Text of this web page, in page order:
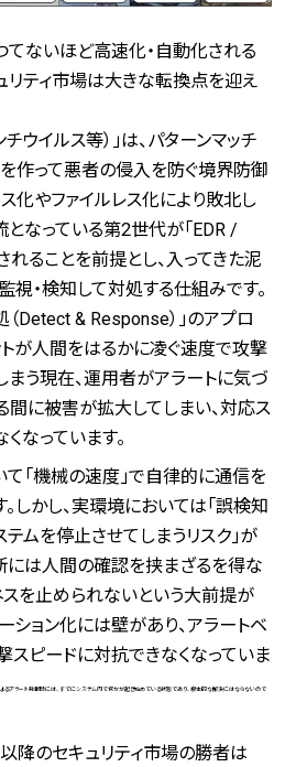
ないほど高速化・自動化される
リティ市場は大きな転換点を迎え
ウイルス等）」は、パターンマッチ
作って悪者の侵入を防ぐ境界防御
化やファイルレス化により敗北し
となっている第2世代が「EDR /
れることを前提とし、入ってきた泥
視・検知して対処する仕組みです。
（Detect & Response）」のアプロ
が人間をはるかに凌ぐ速度で攻撃
う現在、運用者がアラートに気づ
間に被害が拡大してしまい、対応ス
なっています。
「機械の速度」で自律的に通信を
しかし、実環境においては「誤検知
ムを停止させてしまうリスク」が
には人間の確認を挟まざるを得な
スを止められないという大前提が
ション化には壁があり、アラートベ
スピードに対抗できなくなっていま
よるアラート発報時には、すでにシステム内で何かが起き始めている状態であり、根本的な解決にはならないので
降のセキュリティ市場の勝者は